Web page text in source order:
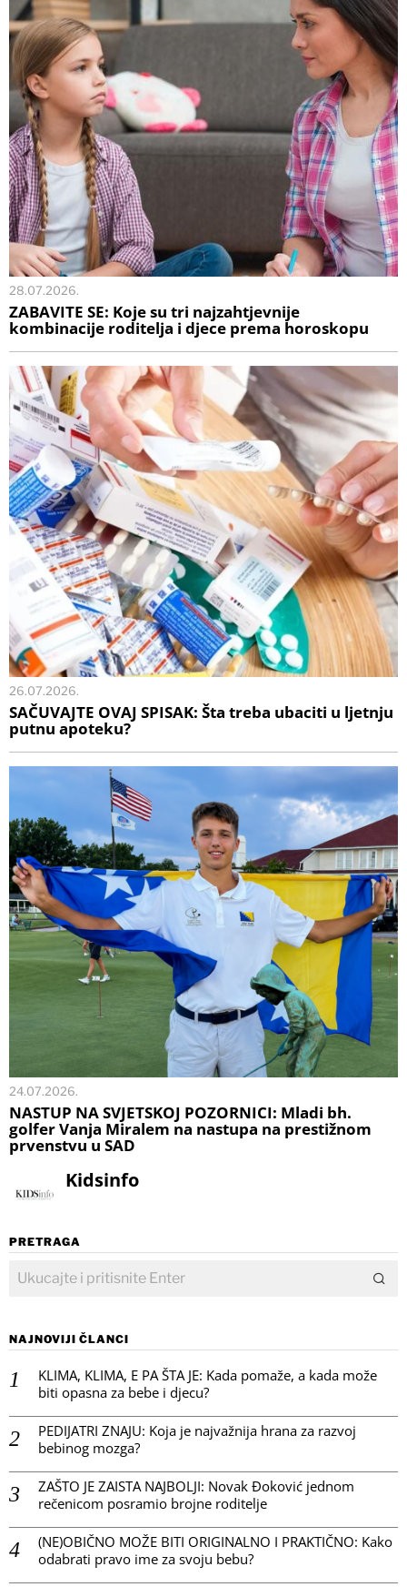
28.07.2026.
ZABAVITE SE: Koje su tri najzahtjevnije
kombinacije roditelja i djece prema horoskopu
26.07.2026.
SAČUVAJTE OVAJ SPISAK: Šta treba ubaciti u ljetnju
putnu apoteku?
24.07.2026.
NASTUP NA SVJETSKOJ POZORNICI: Mladi bh.
golfer Vanja Miralem na nastupa na prestižnom
prvenstvu u SAD
Kidsinfo
PRETRAGA
NAJNOVIJI ČLANCI
KLIMA, KLIMA, E PA ŠTA JE: Kada pomaže, a kada može
biti opasna za bebe i djecu?
PEDIJATRI ZNAJU: Koja je najvažnija hrana za razvoj
bebinog mozga?
ZAŠTO JE ZAISTA NAJBOLJI: Novak Đoković jednom
rečenicom posramio brojne roditelje
(NE)OBIČNO MOŽE BITI ORIGINALNO I PRAKTIČNO: Kako
odabrati pravo ime za svoju bebu?